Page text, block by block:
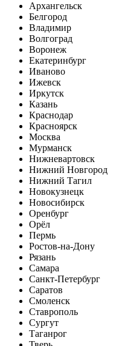
Архангельск
Белгород
Владимир
Волгоград
Воронеж
Екатеринбург
Иваново
Ижевск
Иркутск
Казань
Краснодар
Красноярск
Москва
Мурманск
Нижневартовск
Нижний Новгород
Нижний Тагил
Новокузнецк
Новосибирск
Оренбург
Орёл
Пермь
Ростов-на-Дону
Рязань
Самара
Санкт-Петербург
Саратов
Смоленск
Ставрополь
Сургут
Таганрог